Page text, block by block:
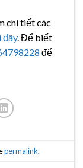
chi tiết các
đây. Để biết
để
permalink.